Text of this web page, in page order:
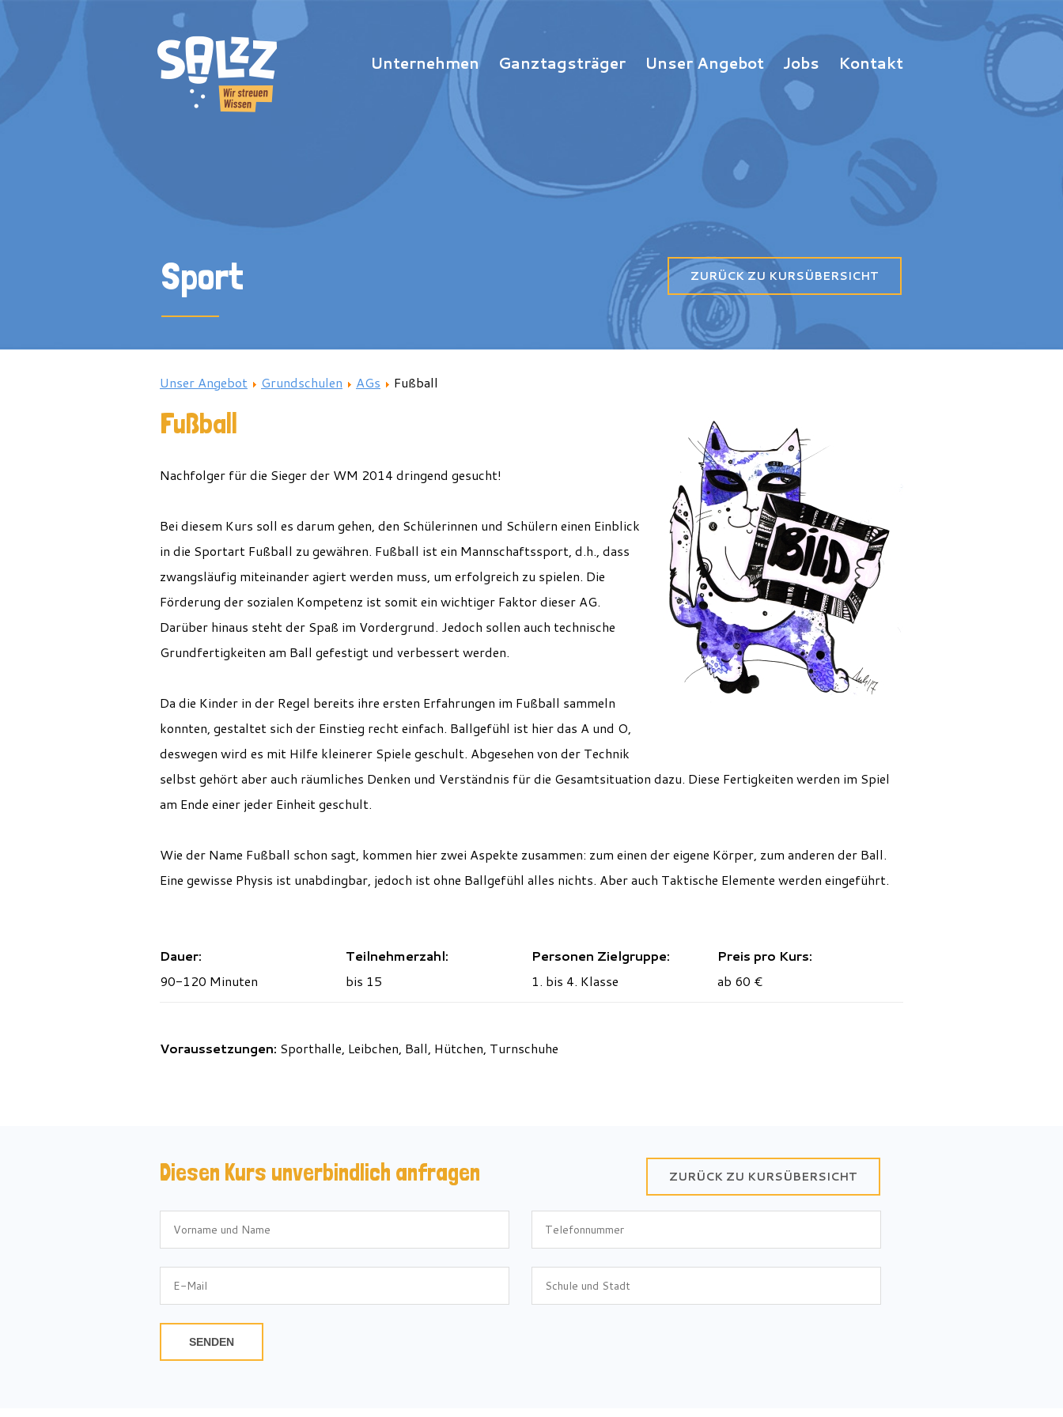
Unternehmen Ganztagsträger Unser Angebot Jobs Kontakt
ZURÜCK ZU KURSÜBERSICHT
Sport
Unser Angebot Grundschulen AGs Fußball
Fußball
Nachfolger für die Sieger der WM 2014 dringend gesucht!
Bei diesem Kurs soll es darum gehen, den Schülerinnen und Schülern einen Einblick
in die Sportart Fußball zu gewähren. Fußball ist ein Mannschaftssport, d.h., dass
zwangsläufig miteinander agiert werden muss, um erfolgreich zu spielen. Die
Förderung der sozialen Kompetenz ist somit ein wichtiger Faktor dieser AG.
Darüber hinaus steht der Spaß im Vordergrund. Jedoch sollen auch technische
Grundfertigkeiten am Ball gefestigt und verbessert werden.
Da die Kinder in der Regel bereits ihre ersten Erfahrungen im Fußball sammeln
konnten, gestaltet sich der Einstieg recht einfach. Ballgefühl ist hier das A und O,
deswegen wird es mit Hilfe kleinerer Spiele geschult. Abgesehen von der Technik
selbst gehört aber auch räumliches Denken und Verständnis für die Gesamtsituation dazu. Diese Fertigkeiten werden im Spiel
am Ende einer jeder Einheit geschult.
Wie der Name Fußball schon sagt, kommen hier zwei Aspekte zusammen: zum einen der eigene Körper, zum anderen der Ball.
Eine gewisse Physis ist unabdingbar, jedoch ist ohne Ballgefühl alles nichts. Aber auch Taktische Elemente werden eingeführt.
Dauer: Teilnehmerzahl: Personen Zielgruppe:
Preis pro Kurs:
90-120 Minuten
bis 15 1. bis 4. Klasse ab 60 €
Voraussetzungen: Sporthalle, Leibchen, Ball, Hütchen, Turnschuhe
Diesen Kurs unverbindlich anfragen
SENDEN
ZURÜCK ZU KURSÜBERSICHT